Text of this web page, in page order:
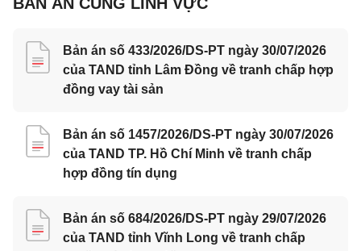
Bản án số 433/2026/DS-PT ngày 30/07/2026
của TAND tỉnh Lâm Đồng về tranh chấp hợp
đồng vay tài sản
Bản án số 1457/2026/DS-PT ngày 30/07/2026
của TAND TP. Hồ Chí Minh về tranh chấp
hợp đồng tín dụng
Bản án số 684/2026/DS-PT ngày 29/07/2026
của TAND tỉnh Vĩnh Long về tranh chấp